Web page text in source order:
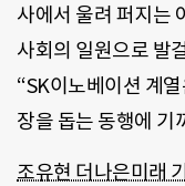
사에서 울려 퍼지는
사회의 일원으로 발
“SK이노베이션 계
장을 돕는 동행에 기
조유현 더나은미래